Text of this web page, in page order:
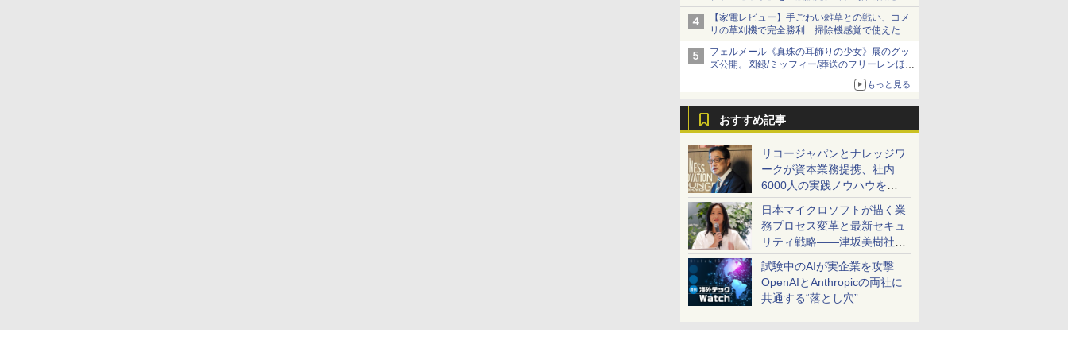
当選無効分
【家電レビュー】手ごわい雑草との戦い、コメ
リの草刈機で完全勝利 掃除機感覚で使えた
フェルメール《真珠の耳飾りの少女》展のグッ
ズ公開。図録/ミッフィー/葬送のフリーレンほ
もっと見る
おすすめ記事
リコージャパンとナレッジワ
ークが資本業務提携、社内
6000人の実践ノウハウを生
かした「AI商談記録 for
RICOH」を展開へ
日本マイクロソフトが描く業
務プロセス変革と最新セキュ
リティ戦略――津坂美樹社長
が2027年度戦略を説明
試験中のAIが実企業を攻撃
OpenAIとAnthropicの両社に
共通する“落とし穴”